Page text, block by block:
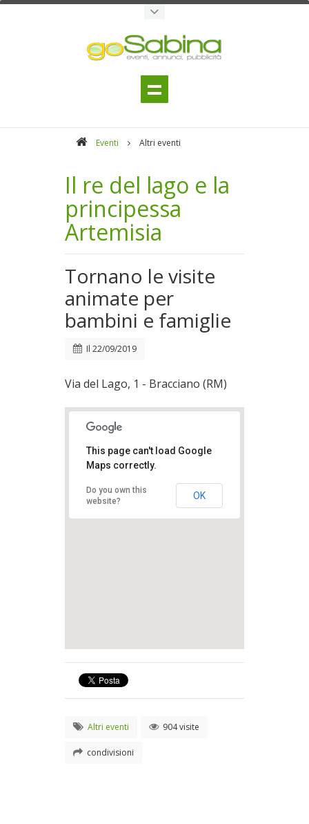
Eventi Altri eventi
Il re del lago e la
principessa
Artemisia
Tornano le visite
animate per
bambini e famiglie
Il 22/09/2019
Via del Lago, 1 - Bracciano (RM)
This page can't load Google
Maps correctly.
Do you own this
website?
OK
Altri eventi 904 visite
condivisioni